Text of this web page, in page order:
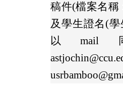
稿件(檔案名稱
及學生證名(學
以